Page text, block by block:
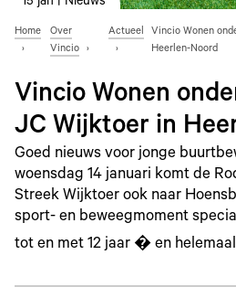
Home
Over
Vincio
Actueel
Vincio Wonen
Heerlen-Noord
Vincio Wonen
JC Wijktoer in
Goed nieuws voor jonge
woensdag 14 januari komt de
Streek Wijktoer ook naar
sport- en beweegmoment
tot en met 12 jaar � en